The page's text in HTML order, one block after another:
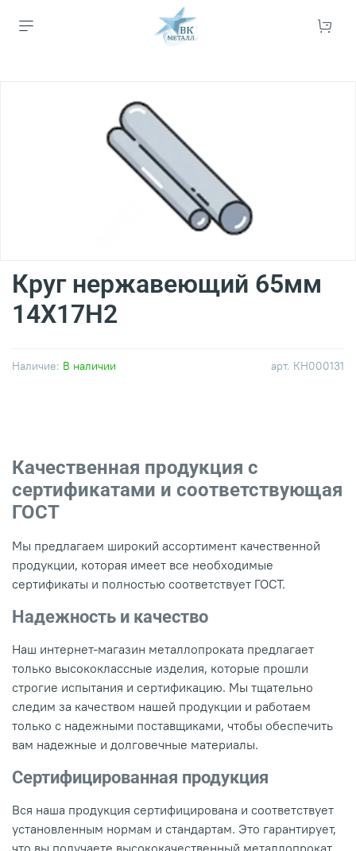
арт. КН000131
Наличие: В наличии
Круг нержавеющий 65мм
14Х17Н2
Качественная продукция с
сертификатами и соответствующая
ГОСТ
Мы предлагаем широкий ассортимент качественной
продукции, которая имеет все необходимые
сертификаты и полностью соответствует ГОСТ.
Надежность и качество
Наш интернет-магазин металлопроката предлагает
только высококлассные изделия, которые прошли
строгие испытания и сертификацию. Мы тщательно
следим за качеством нашей продукции и работаем
только с надежными поставщиками, чтобы обеспечить
вам надежные и долговечные материалы.
Сертифицированная продукция
Вся наша продукция сертифицирована и соответствует
установленным нормам и стандартам. Это гарантирует,